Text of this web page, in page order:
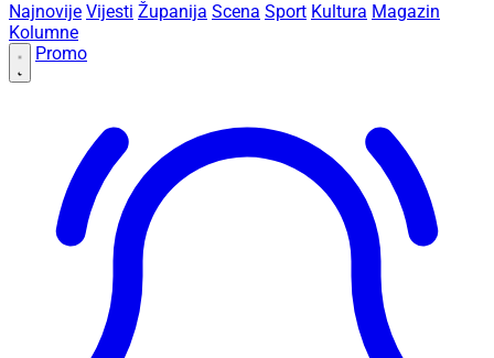
Najnovije Vijesti Županija Scena Sport Kultura Magazin
Kolumne
Promo